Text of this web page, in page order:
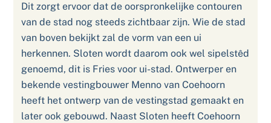
Dit zorgt ervoor dat de oorspronkelijke contouren
van de stad nog steeds zichtbaar zijn. Wie de stad
van boven bekijkt zal de vorm van een ui
herkennen. Sloten wordt daarom ook wel sipelstêd
genoemd, dit is Fries voor ui-stad. Ontwerper en
bekende vestingbouwer Menno van Coehoorn
heeft het ontwerp van de vestingstad gemaakt en
later ook gebouwd. Naast Sloten heeft Coehoorn